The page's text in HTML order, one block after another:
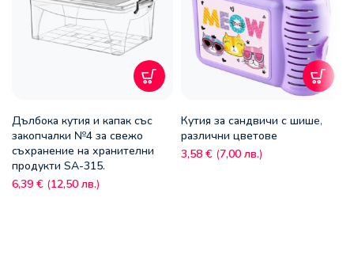
Дълбока кутия и капак със
закопчалки №4 за свежо
съхранение на хранителни
продукти SA-315.
6,39 € (12,50 лв.)
Кутия за сандвичи с шише,
различни цветове
3,58 € (7,00 лв.)